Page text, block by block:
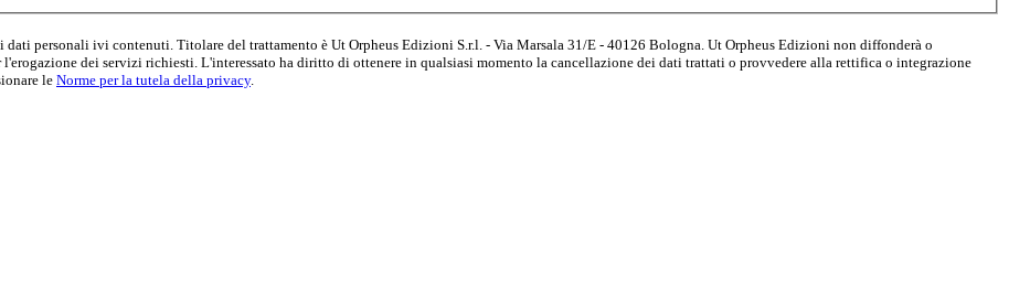
personali ivi contenuti. Titolare del trattamento è Ut Orpheus Edizioni S.r.l. - Via Marsala 31/E - 40126 Bologna. Ut Orpheus Edizioni non diffonderà o
dei servizi richiesti. L'interessato ha diritto di ottenere in qualsiasi momento la cancellazione dei dati trattati o provvedere alla rettifica o integrazione
le Norme per la tutela della privacy.